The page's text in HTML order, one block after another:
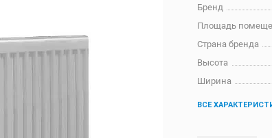
Бренд
Площадь
Страна бренда
Высота
Ширина
ВСЕ